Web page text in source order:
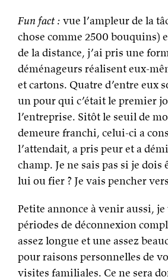
Fun fact : vue l’ampleur de la
chose comme 2500 bouquins)
de la distance, j’ai pris une
déménageurs réalisent eux-
et cartons. Quatre d’entre eux
un pour qui c’était le premier
l’entreprise. Sitôt le seuil de
demeure franchi, celui-ci a
l’attendait, a pris peur et a
champ. Je ne sais pas si je dois
lui ou fier ? Je vais pencher
Petite annonce à venir aussi,
périodes de déconnexion
assez longue et une assez
pour raisons personnelles de
visites familiales. Ce ne sera